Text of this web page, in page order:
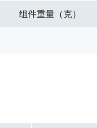
组件重量（克）